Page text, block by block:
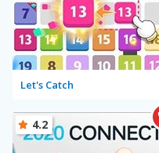
Let's Catch
4.2